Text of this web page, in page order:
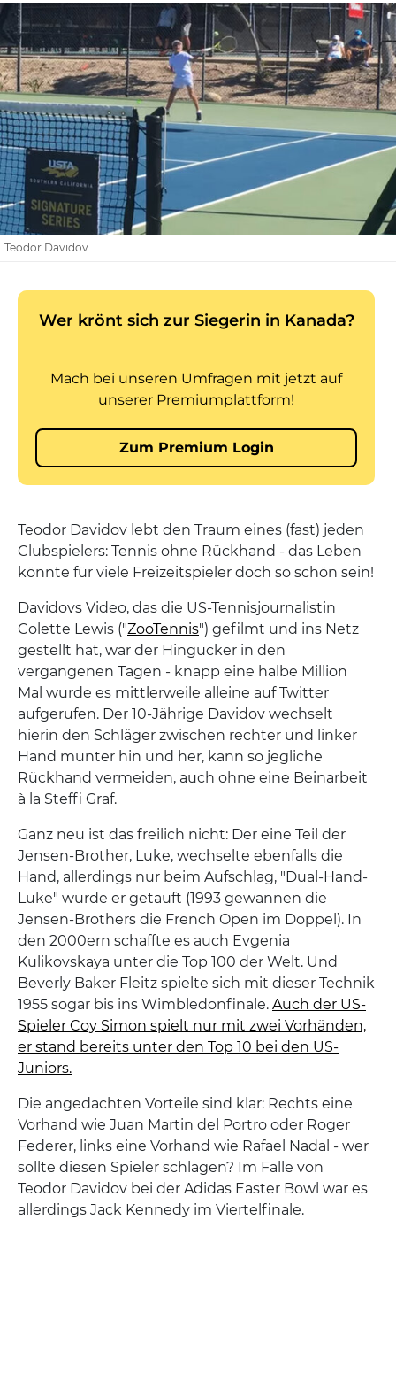
Teodor Davidov
Teodor Davidov lebt den Traum eines (fast) jeden
Clubspielers: Tennis ohne Rückhand - das Leben
könnte für viele Freizeitspieler doch so schön sein!
Davidovs Video, das die US-Tennisjournalistin
Colette Lewis ("ZooTennis") gefilmt und ins Netz
gestellt hat, war der Hingucker in den
vergangenen Tagen - knapp eine halbe Million
Mal wurde es mittlerweile alleine auf Twitter
aufgerufen. Der 10-Jährige Davidov wechselt
hierin den Schläger zwischen rechter und linker
Hand munter hin und her, kann so jegliche
Rückhand vermeiden, auch ohne eine Beinarbeit
à la Steffi Graf.
Ganz neu ist das freilich nicht: Der eine Teil der
Jensen-Brother, Luke, wechselte ebenfalls die
Hand, allerdings nur beim Aufschlag, "Dual-Hand-
Luke" wurde er getauft (1993 gewannen die
Jensen-Brothers die French Open im Doppel). In
den 2000ern schaffte es auch Evgenia
Kulikovskaya unter die Top 100 der Welt. Und
Beverly Baker Fleitz spielte sich mit dieser Technik
1955 sogar bis ins Wimbledonfinale. Auch der US-
Spieler Coy Simon spielt nur mit zwei Vorhänden,
er stand bereits unter den Top 10 bei den US-
Juniors.
Die angedachten Vorteile sind klar: Rechts eine
Vorhand wie Juan Martin del Portro oder Roger
Federer, links eine Vorhand wie Rafael Nadal - wer
sollte diesen Spieler schlagen? Im Falle von
Teodor Davidov bei der Adidas Easter Bowl war es
allerdings Jack Kennedy im Viertelfinale.